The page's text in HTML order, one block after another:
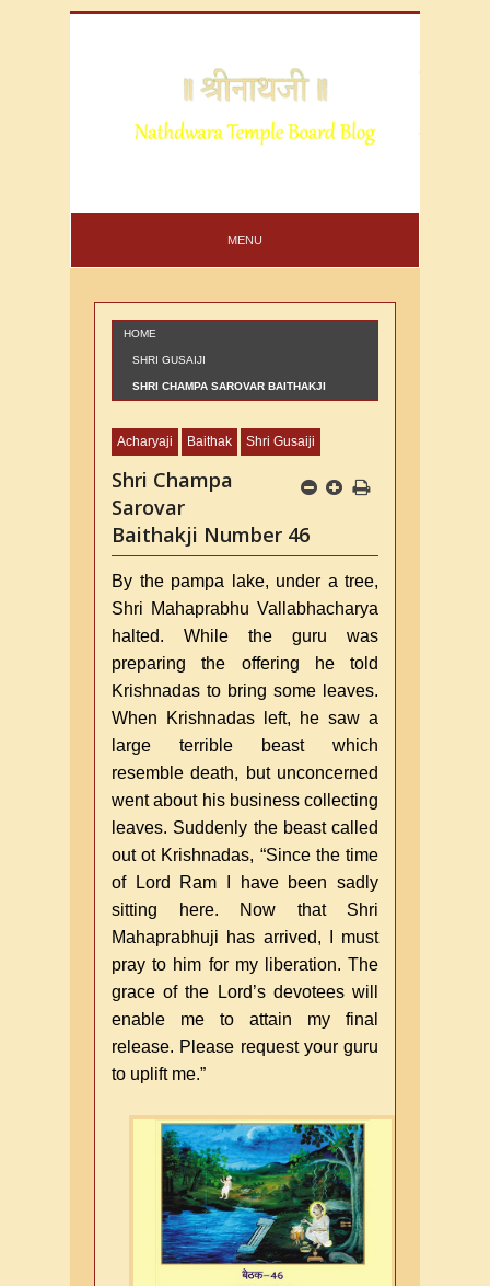
MENU
HOME
SHRI GUSAIJI
SHRI CHAMPA SAROVAR BAITHAKJI
Acharyaji Baithak Shri Gusaiji
Shri Champa
Sarovar
Baithakji Number 46
By the pampa lake, under a tree,
Shri Mahaprabhu Vallabhacharya
halted. While the guru was
preparing the offering he told
Krishnadas to bring some leaves.
When Krishnadas left, he saw a
large terrible beast which
resemble death, but unconcerned
went about his business collecting
leaves. Suddenly the beast called
out ot Krishnadas, “Since the time
of Lord Ram I have been sadly
sitting here. Now that Shri
Mahaprabhuji has arrived, I must
pray to him for my liberation. The
grace of the Lord’s devotees will
enable me to attain my final
release. Please request your guru
to uplift me.”